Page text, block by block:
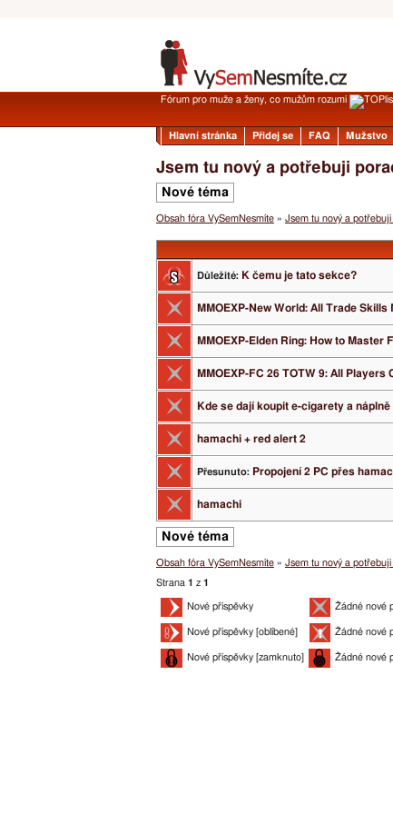
Fórum pro muže a ženy, co mužům rozumí
Hlavní stránka Přidej se FAQ Mužstvo
Jsem tu nový a potřebuji
Nové téma
Obsah fóra VySemNesmíte » Jsem tu nový a
Důležité: K čemu je tato sekce?
MMOEXP-New World: All Trade Skills
MMOEXP-Elden Ring: How to Master
MMOEXP-FC 26 TOTW 9: All Players
Kde se dají koupit e-cigarety a náplně
hamachi + red alert 2
Přesunuto: Propojení 2 PC přes
hamachi
Nové téma
Obsah fóra VySemNesmíte » Jsem tu nový a
Strana 1 z 1
Nové příspěvky Žádné nové
Nové příspěvky [oblíbené] Žádné nové
Nové příspěvky [zamknuto] Žádné nové